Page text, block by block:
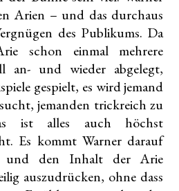
Arien – und das durchaus
des Publikums. Da
schon einmal mehrere
an- und wieder abgelegt,
gespielt, es wird jemand
jemanden trickreich zu
ist alles auch höchst
Es kommt Warner darauf
und den Inhalt der Arie
auszudrücken, ohne dass